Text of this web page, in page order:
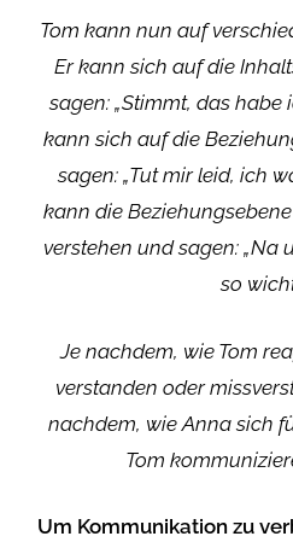
Tom kann nun auf
Er kann sich auf die
sagen: „Stimmt, das habe
kann sich auf die
sagen: „Tut mir leid, ich
kann die
verstehen und sagen: „Na
so
Je nachdem, wie Tom
verstanden oder
nachdem, wie Anna sich
Tom
Um Kommunikation zu